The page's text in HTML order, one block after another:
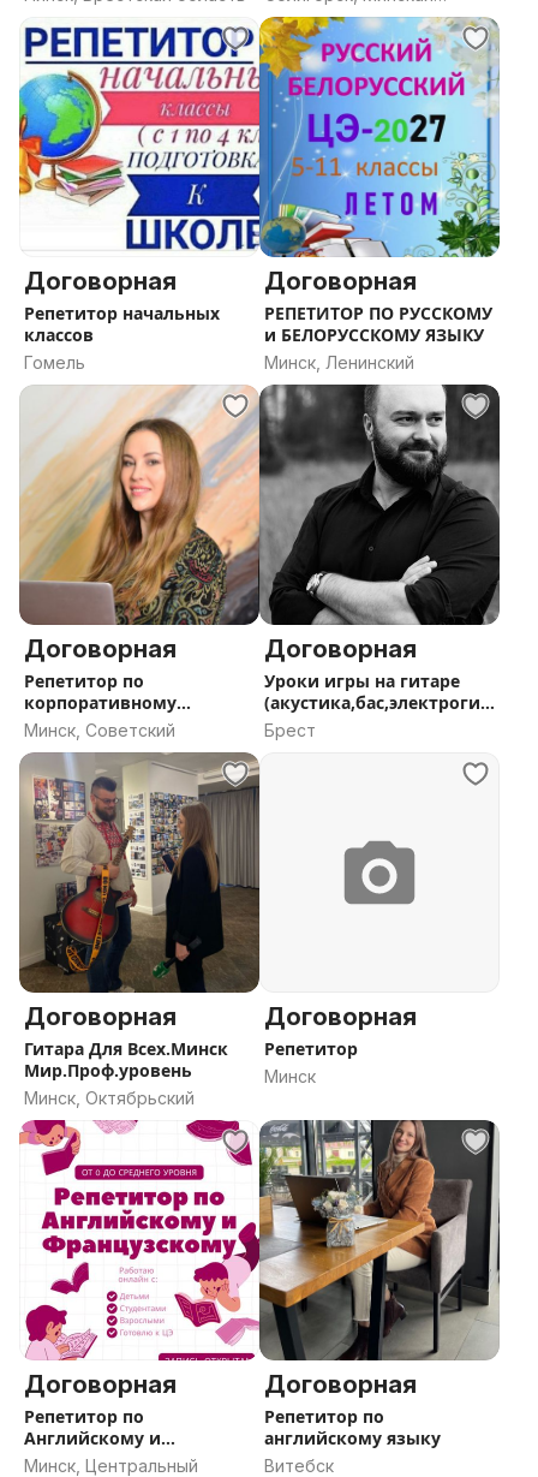
область
Договорная
Репетитор начальных
классов
Гомель
Договорная
РЕПЕТИТОР ПО РУССКОМУ
и БЕЛОРУССКОМУ ЯЗЫКУ
Минск, Ленинский
Договорная
Репетитор по
корпоративному
английскому языку
Минск, Советский
Договорная
Уроки игры на гитаре
(акустика,бас,электрогит
ара)
Брест
Договорная
Гитара Для Всех.Минск
Мир.Проф.уровень
Минск, Октябрьский
Договорная
Репетитор
Минск
Договорная
Репетитор по
Английскому и
Французский языку
Минск, Центральный
Договорная
Репетитор по
английскому языку
Витебск